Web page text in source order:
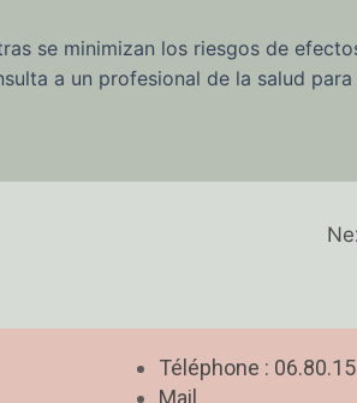
se minimizan los riesgos de
a un profesional de la salud
Téléphone :
Mail